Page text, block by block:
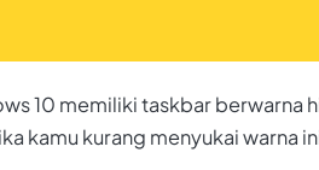
10 memiliki taskbar berwarna
kamu kurang menyukai warna